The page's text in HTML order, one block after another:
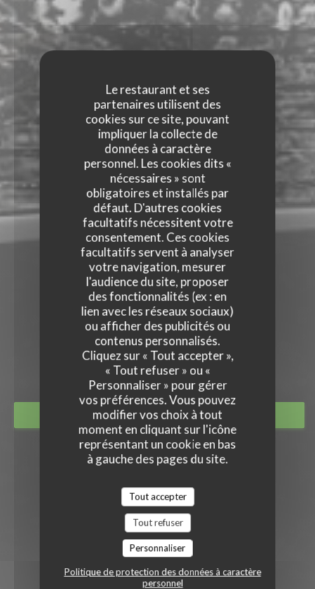
Le restaurant et ses
partenaires utilisent des
cookies sur ce site, pouvant
impliquer la collecte de
données à caractère
personnel. Les cookies dits «
nécessaires » sont
obligatoires et installés par
défaut. D'autres cookies
facultatifs nécessitent votre
consentement. Ces cookies
facultatifs servent à analyser
votre navigation, mesurer
l'audience du site, proposer
des fonctionnalités (ex : en
lien avec les réseaux sociaux)
ou afficher des publicités ou
contenus personnalisés.
Cliquez sur « Tout accepter »,
« Tout refuser » ou «
Personnaliser » pour gérer
vos préférences. Vous pouvez
modifier vos choix à tout
moment en cliquant sur l'icône
représentant un cookie en bas
à gauche des pages du site.
Tout accepter
Tout refuser
Personnaliser
Politique de protection des données à caractère
personnel
OH TERROIR
BISTRONOMIE|MONTARGIS
RÉSERVER